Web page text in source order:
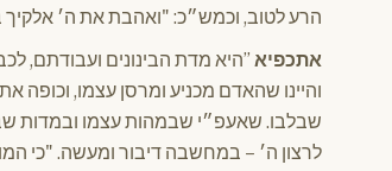
הרע לטוב, וכמש״כ: "ואהבת את ה׳ אלקיך
אתכפיא ”היא מדת הבינונים ועבודתם,
והיינו שהאדם מכניע ומרסן עצמו, וכופה
שבלבו. שאעפ״י שבמהות עצמו ובמדות
לרצון ה׳ – במחשבה דיבור ומעשה. "כי